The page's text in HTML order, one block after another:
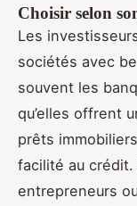
Choisir selon
Les
sociétés avec
souvent les
qu’elles offrent
prêts
facilité au
entrepreneurs